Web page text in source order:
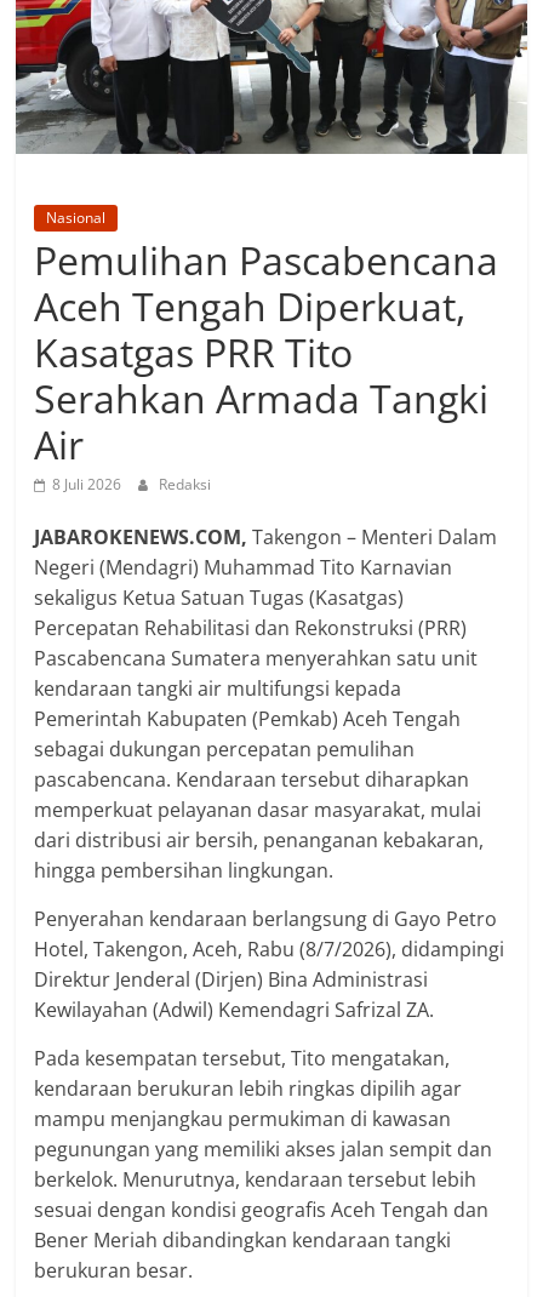
Nasional
Pemulihan Pascabencana
Aceh Tengah Diperkuat,
Kasatgas PRR Tito
Serahkan Armada Tangki
Air
8 Juli 2026 Redaksi
JABAROKENEWS.COM,Takengon – Menteri Dalam
Negeri (Mendagri) Muhammad Tito Karnavian
sekaligus Ketua Satuan Tugas (Kasatgas)
Percepatan Rehabilitasi dan Rekonstruksi (PRR)
Pascabencana Sumatera menyerahkan satu unit
kendaraan tangki air multifungsi kepada
Pemerintah Kabupaten (Pemkab) Aceh Tengah
sebagai dukungan percepatan pemulihan
pascabencana. Kendaraan tersebut diharapkan
memperkuat pelayanan dasar masyarakat, mulai
dari distribusi air bersih, penanganan kebakaran,
hingga pembersihan lingkungan.
Penyerahan kendaraan berlangsung di Gayo Petro
Hotel, Takengon, Aceh, Rabu (8/7/2026), didampingi
Direktur Jenderal (Dirjen) Bina Administrasi
Kewilayahan (Adwil) Kemendagri Safrizal ZA.
Pada kesempatan tersebut, Tito mengatakan,
kendaraan berukuran lebih ringkas dipilih agar
mampu menjangkau permukiman di kawasan
pegunungan yang memiliki akses jalan sempit dan
berkelok. Menurutnya, kendaraan tersebut lebih
sesuai dengan kondisi geografis Aceh Tengah dan
Bener Meriah dibandingkan kendaraan tangki
berukuran besar.